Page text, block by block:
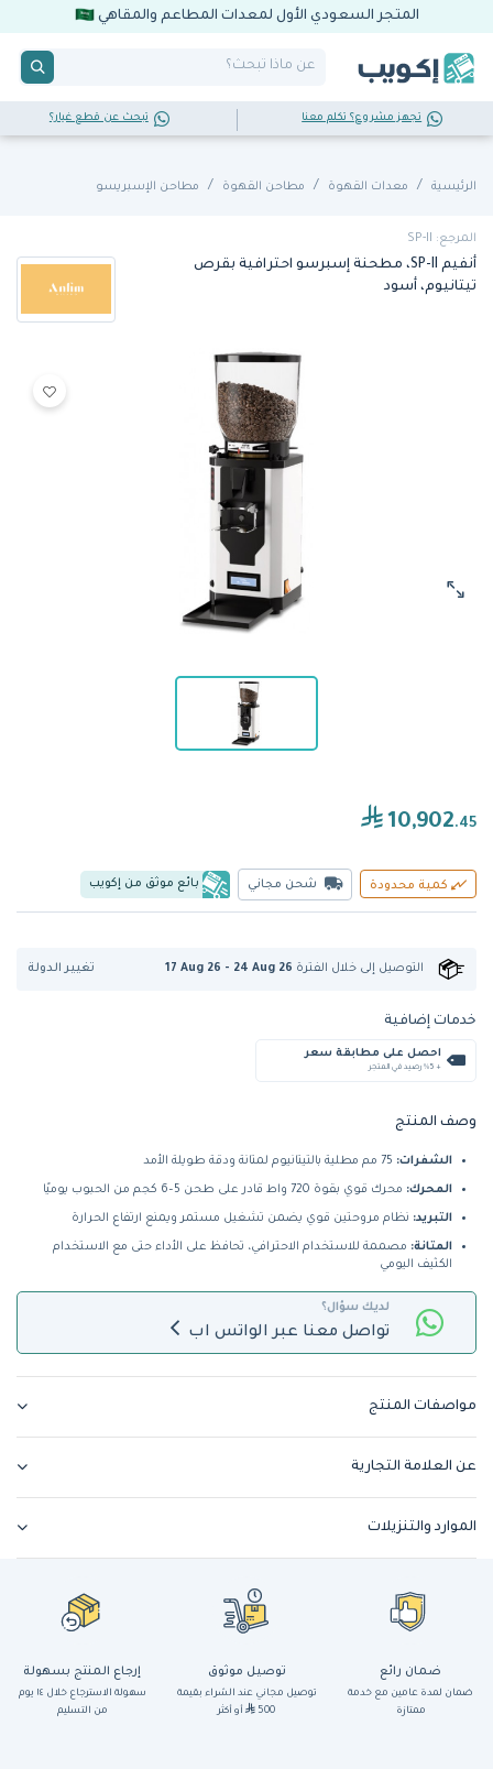
المتجر السعودي الأول لمعدات المطاعم والمقاهي
تجهز مشروع؟ تكلم معنا تبحث عن قطع غيار؟
الرئيسية معدات القهوة مطاحن القهوة مطاحن الإسبريسو
المرجع: SP-II
أنفيم SP-II، مطحنة إسبرسو احترافية بقرص
تيتانيوم، أسود
10,902.45
كمية محدودة شحن مجاني بائع موثق من إكويب
التوصيل إلى خلال الفترة 17 Aug 26 - 24 Aug 26 تغيير الدولة
خدمات إضافية
احصل على مطابقة سعر
+ %5 رصيد في المتجر
وصف المنتج
الشفرات:
المحرك: محرك قوي بقوة 720 واط قادر على طحن 5–6 كجم من الحبوب يوميًا
التبريد: نظام مروحتين قوي يضمن تشغيل مستمر ويمنع ارتفاع الحرارة
المتانة: مصممة للاستخدام الاحترافي، تحافظ على الأداء حتى مع الاستخدام
الكثيف اليومي
لديك سؤال؟
تواصل معنا عبر الواتس اب
مواصفات المنتج
عن العلامة التجارية
الموارد والتنزيلات
ضمان رائع
ضمان لمدة عامين مع خدمة
ممتازة
توصيل موثوق
توصيل مجاني عند الشراء بقيمة
500
أو أكثر
إرجاع المنتج بسهولة
سهولة الاسترجاع خلال ١٤ يوم
من التسليم